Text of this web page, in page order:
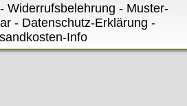
- Widerrufsbelehrung - Muster-
- Datenschutz-Erklärung -
Info